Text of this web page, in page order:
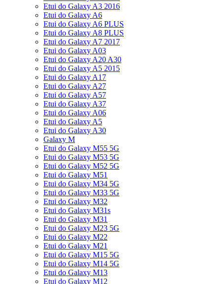
Etui do Galaxy A3 2016
Etui do Galaxy A6
Etui do Galaxy A6 PLUS
Etui do Galaxy A8 PLUS
Etui do Galaxy A7 2017
Etui do Galaxy A03
Etui do Galaxy A20 A30
Etui do Galaxy A5 2015
Etui do Galaxy A17
Etui do Galaxy A27
Etui do Galaxy A57
Etui do Galaxy A37
Etui do Galaxy A06
Etui do Galaxy A5
Etui do Galaxy A30
Galaxy M
Etui do Galaxy M55 5G
Etui do Galaxy M53 5G
Etui do Galaxy M52 5G
Etui do Galaxy M51
Etui do Galaxy M34 5G
Etui do Galaxy M33 5G
Etui do Galaxy M32
Etui do Galaxy M31s
Etui do Galaxy M31
Etui do Galaxy M23 5G
Etui do Galaxy M22
Etui do Galaxy M21
Etui do Galaxy M15 5G
Etui do Galaxy M14 5G
Etui do Galaxy M13
Etui do Galaxy M12